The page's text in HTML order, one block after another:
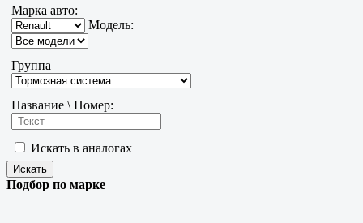
Марка авто:
Модель:
Группа
Название \ Номер:
Искать в аналогах
Подбор по марке